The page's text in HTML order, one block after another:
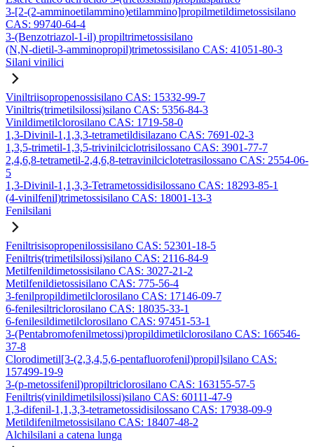
3-[2-(2-amminoetilammino)etilammino]propilmetildimetossisilano
CAS: 99740-64-4
3-(Benzotriazol-1-il) propiltrimetossisilano
(N,N-dietil-3-amminopropil)trimetossisilano CAS: 41051-80-3
Silani vinilici
Viniltriisopropenossisilano CAS: 15332-99-7
Viniltris(trimetilsilossi)silano CAS: 5356-84-3
Vinildimetilclorosilano CAS: 1719-58-0
1,3-Divinil-1,1,3,3-tetrametildisilazano CAS: 7691-02-3
1,3,5-trimetil-1,3,5-trivinilciclotrisilossano CAS: 3901-77-7
2,4,6,8-tetrametil-2,4,6,8-tetravinilciclotetrasilossano CAS: 2554-06-
5
1,3-Divinil-1,1,3,3-Tetrametossidisilossano CAS: 18293-85-1
(4-vinilfenil)trimetossisilano CAS: 18001-13-3
Fenilsilani
Feniltrisisopropenilossisilano CAS: 52301-18-5
Feniltris(trimetilsilossi)silano CAS: 2116-84-9
Metilfenildimetossisilano CAS: 3027-21-2
Metilfenildietossisilano CAS: 775-56-4
3-fenilpropildimetilclorosilano CAS: 17146-09-7
6-fenilesiltriclorosilano CAS: 18035-33-1
6-fenilesildimetilclorosilano CAS: 97451-53-1
3-(Pentabromofenilmetossi)propildimetilclorosilano CAS: 166546-
37-8
Clorodimetil[3-(2,3,4,5,6-pentafluorofenil)propil]silano CAS:
157499-19-9
3-(p-metossifenil)propiltriclorosilano CAS: 163155-57-5
Feniltris(vinildimetilsilossi)silano CAS: 60111-47-9
1,3-difenil-1,1,3,3-tetrametossidisilossano CAS: 17938-09-9
Metildifenilmetossisilano CAS: 18407-48-2
Alchilsilani a catena lunga